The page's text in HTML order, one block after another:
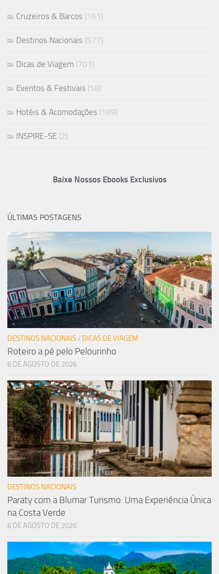
Cruzeiros & Barcos (161)
Destinos Nacionais (577)
Dicas de Viagem (701)
Eventos & Festivais (58)
Hotéis & Acomodações (189)
INSPIRE-SE (2)
Baixe Nossos Ebooks Exclusivos
ÚLTIMAS POSTAGENS
DESTINOS NACIONAIS/ DICAS DE VIAGEM
Roteiro a pé pelo Pelourinho
6 DE AGOSTO DE 2026
DESTINOS NACIONAIS
Paraty com a Blumar Turismo: Uma Experiência Única
na Costa Verde
6 DE AGOSTO DE 2026